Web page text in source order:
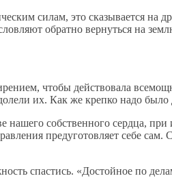
силам, это сказывается на
обратно вернуться на
чтобы действовала
их. Как же крепко надо
нашего собственного
предуготовляет себе
спастись. «Достойное по